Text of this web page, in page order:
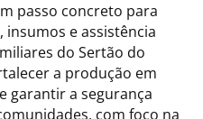
passo concreto para
e assistência
do Sertão do
a produção em
garantir a segurança
com foco na